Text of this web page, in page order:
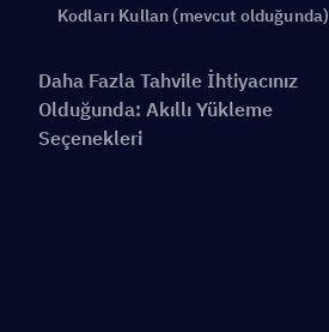
Kodları Kullan (mevcut olduğunda)
Daha Fazla Tahvile İhtiyacınız
Olduğunda: Akıllı Yükleme
Seçenekleri